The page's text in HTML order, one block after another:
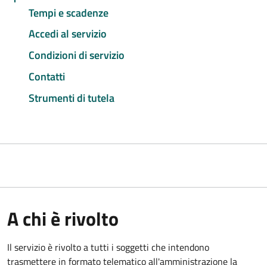
Tempi e scadenze
Accedi al servizio
Condizioni di servizio
Contatti
Strumenti di tutela
A chi è rivolto
Il servizio è rivolto a tutti i soggetti che intendono
trasmettere in formato telematico all'amministrazione la